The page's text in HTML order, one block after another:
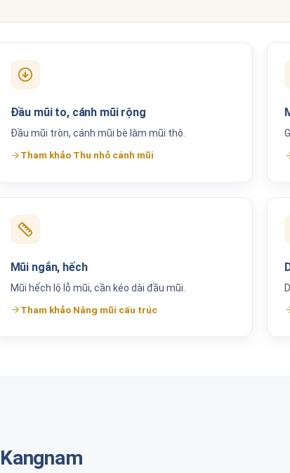
Đầu mũi to, cánh mũi rộng
Đầu mũi tròn, cánh mũi bè làm mũi thô.
Tham khảo Thu nhỏ cánh mũi
Mũi ngắn, hếch
Mũi hếch lộ lỗ mũi, cần kéo dài đầu mũi.
Tham khảo Nâng mũi cấu trúc